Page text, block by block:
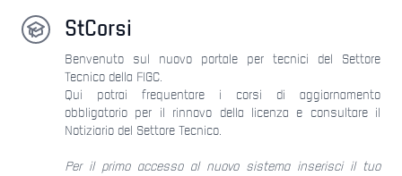
StCorsi
Benvenuto sul nuovo portale per tecnici del Settore
Tecnico della FIGC.
Qui potrai frequentare i corsi di aggiornamento
obbligatorio per il rinnovo della licenza e consultare il
Notiziario del Settore Tecnico.
Per il primo accesso al nuovo sistema inserisci il tuo